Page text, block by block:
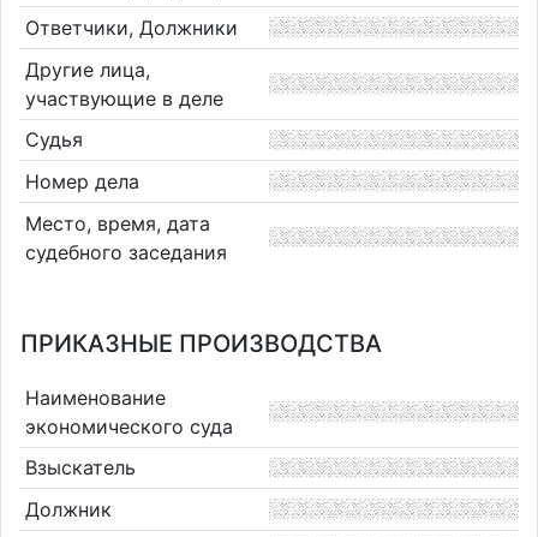
Ответчики, Должники
Другие лица,
участвующие в деле
Судья
Номер дела
Место, время, дата
судебного заседания
ПРИКАЗНЫЕ ПРОИЗВОДСТВА
Наименование
экономического суда
Взыскатель
Должник